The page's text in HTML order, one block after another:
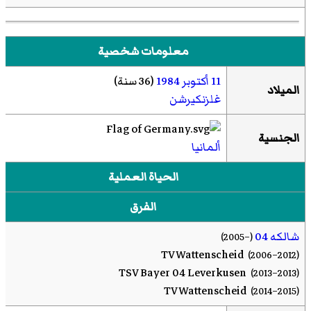
معلومات شخصية
الميلاد 11 أكتوبر 1984(36 سنة)
غلزنكيرشن
الجنسية
ألمانيا
الحياة العملية
الفرق
شالكه 04
(–2005)
TV Wattenscheid (2006–2012)
TSV Bayer 04 Leverkusen (2013–2013)
TV Wattenscheid (2014–2015)